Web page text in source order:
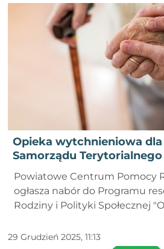
Opieka wytchnieniowa
Samorządu
nabór do programu
Powiatowe Centrum Pomocy
ogłasza nabór do Programu
Rodziny i Polityki Społecznej
29 Grudzień 2025, 11:13